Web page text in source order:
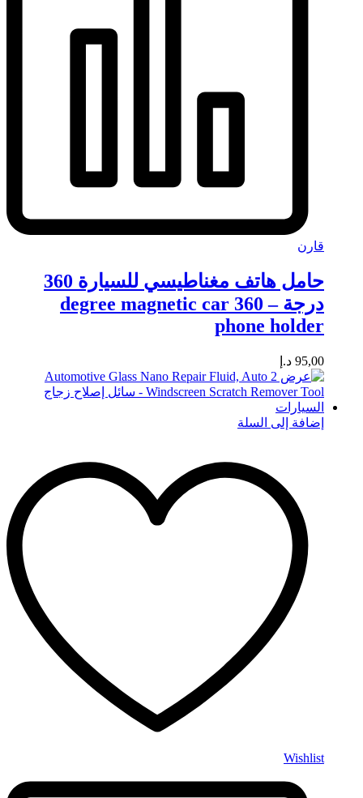
قارن
حامل هاتف مغناطيسي للسيارة 360
درجة – 360 degree magnetic car
phone holder
95,00 د.إ
إضافة إلى السلة
Wishlist